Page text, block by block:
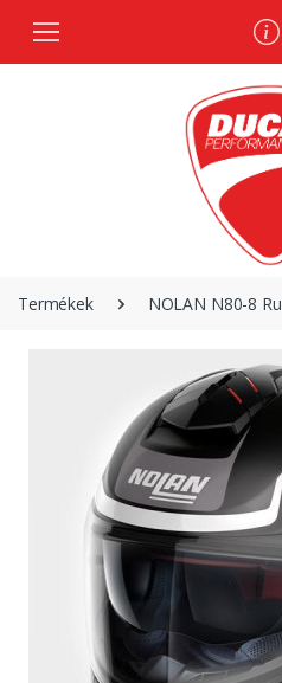
Termékek NOLAN N80-8